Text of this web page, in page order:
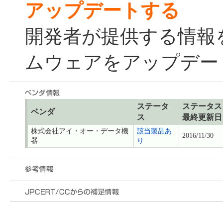
アップデートする
開発者が提供する情
ムウェアをアップデ
ベンダ
ステータ
ス
ステータス
最終更新日
株式会社アイ・オー・データ機
器
該当製品あ
り
2016/11/30